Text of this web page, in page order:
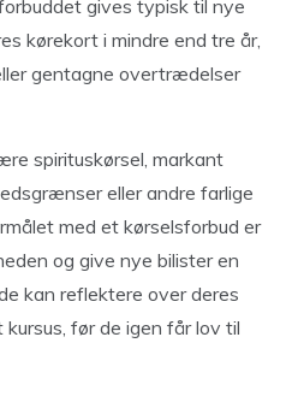
gives typisk til nye
kørekort i mindre end tre år,
gentagne overtrædelser
spirituskørsel, markant
eller andre farlige
med et kørselsforbud er
og give nye bilister en
kan reflektere over deres
før de igen får lov til